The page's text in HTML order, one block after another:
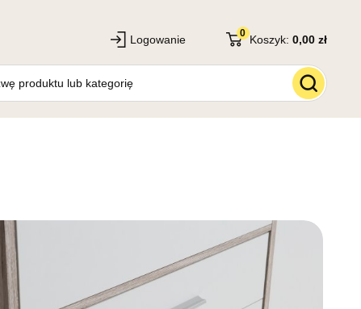
Logowanie 0 Koszyk: 0,00 zł